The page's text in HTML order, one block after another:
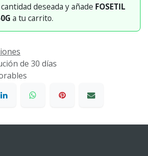
deseada y añade FOSETIL
a tu carrito.
de 30 días